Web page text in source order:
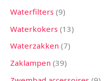
Waterfilters 9
Waterkokers 13
Waterzakken 7
Zaklampen 39